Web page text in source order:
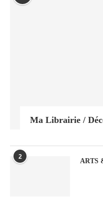
Ma Librairie /
2
ARTS